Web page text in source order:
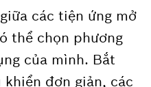
các tiện ứng mở
thể chọn phương
của mình. Bắt
đơn giản, các